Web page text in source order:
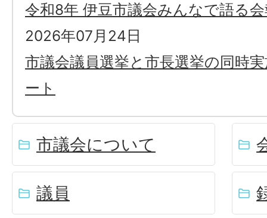
令和8年 伊豆市議会みんなで語る
2026年07月24日
市議会議員選挙と市長選挙の同時
ート
市議会について
議員